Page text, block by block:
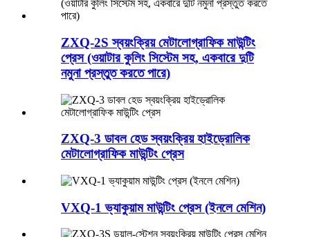
ZXQ-2S স্বয়ংক্রিয় মেটালোগ্রাফিক মাউন্টিং
প্রেস (ওয়াটার কুলিং সিস্টেম সহ, একবারে দুটি
নমুনা প্রস্তুত করতে পারে)
ZXQ-3 ডাবল হেড স্বয়ংক্রিয় হাইড্রোলিক
মেটালোগ্রাফিক মাউন্টিং প্রেস
VXQ-1 ভ্যাকুয়াম মাউন্টিং প্রেস (ইনলে মেশিন)